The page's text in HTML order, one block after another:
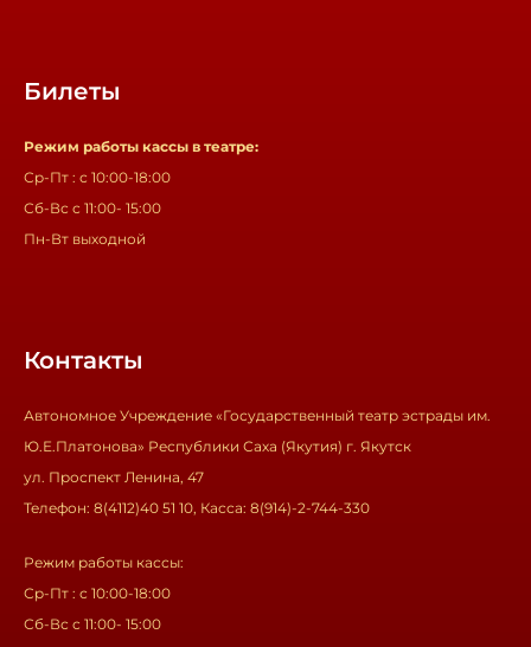
Билеты
Режим работы кассы в театре:
Ср-Пт : с 10:00-18:00
Сб-Вс с 11:00- 15:00
Пн-Вт выходной
Контакты
Автономное Учреждение «Государственный театр эстрады им.
Ю.Е.Платонова» Республики Саха (Якутия) г. Якутск
ул. Проспект Ленина, 47
Телефон: 8(4112)40 51 10, Касса: 8(914)-2-744-330
Режим работы кассы:
Ср-Пт : с 10:00-18:00
Сб-Вс с 11:00- 15:00